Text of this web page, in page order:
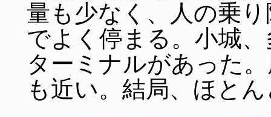
量も少なく、人の乗
でよく停まる。小城
ターミナルがあった
も近い。結局、ほと